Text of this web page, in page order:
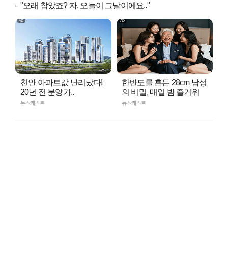
"오래 참았죠? 자, 오늘이 그날이에요.."
천안 아파트값 난리났다!
20년 전 분양가..
뉴스캐스트
한반도를 흔든 28cm 남성
의 비밀, 매일 밤 즐거워
뉴스캐스트